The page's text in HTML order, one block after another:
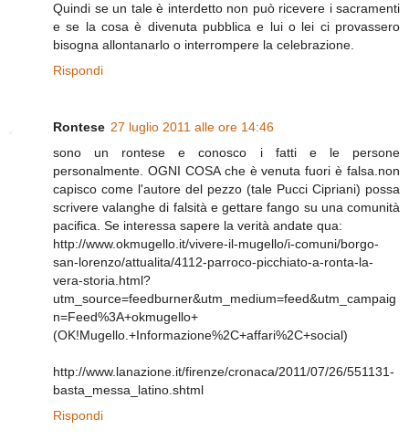
Quindi se un tale è interdetto non può ricevere i sacramenti
e se la cosa è divenuta pubblica e lui o lei ci provassero
bisogna allontanarlo o interrompere la celebrazione.
Rispondi
Rontese 27 luglio 2011 alle ore 14:46
sono un rontese e conosco i fatti e le persone
personalmente. OGNI COSA che è venuta fuori è falsa.non
capisco come l'autore del pezzo (tale Pucci Cipriani) possa
scrivere valanghe di falsità e gettare fango su una comunità
pacifica. Se interessa sapere la verità andate qua:
http://www.okmugello.it/vivere-il-mugello/i-comuni/borgo-
san-lorenzo/attualita/4112-parroco-picchiato-a-ronta-la-
vera-storia.html?
utm_source=feedburner&utm_medium=feed&utm_campaig
n=Feed%3A+okmugello+
(OK!Mugello.+Informazione%2C+affari%2C+social)
http://www.lanazione.it/firenze/cronaca/2011/07/26/551131-
basta_messa_latino.shtml
Rispondi